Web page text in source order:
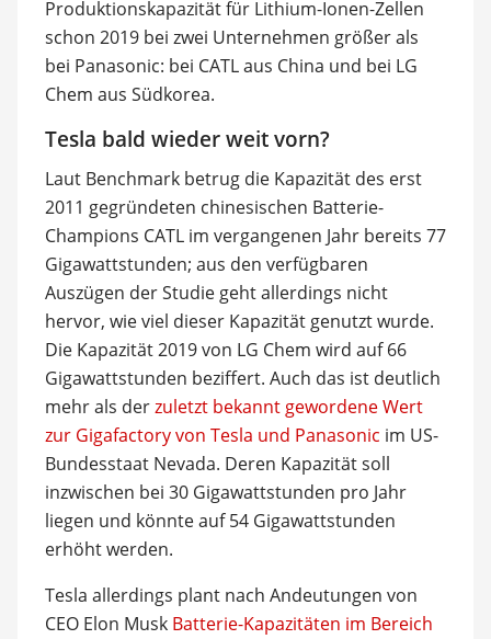
Produktionskapazität für Lithium-Ionen-Zellen
schon 2019 bei zwei Unternehmen größer als
bei Panasonic: bei CATL aus China und bei LG
Chem aus Südkorea.
Tesla bald wieder weit vorn?
Laut Benchmark betrug die Kapazität des erst
2011 gegründeten chinesischen Batterie-
Champions CATL im vergangenen Jahr bereits 77
Gigawattstunden; aus den verfügbaren
Auszügen der Studie geht allerdings nicht
hervor, wie viel dieser Kapazität genutzt wurde.
Die Kapazität 2019 von LG Chem wird auf 66
Gigawattstunden beziffert. Auch das ist deutlich
mehr als derzuletzt bekannt gewordene Wert
zur Gigafactory von Tesla und Panasonic im US-
Bundesstaat Nevada. Deren Kapazität soll
inzwischen bei 30 Gigawattstunden pro Jahr
liegen und könnte auf 54 Gigawattstunden
erhöht werden.
Tesla allerdings plant nach Andeutungen von
CEO Elon Musk Batterie-Kapazitäten im Bereich